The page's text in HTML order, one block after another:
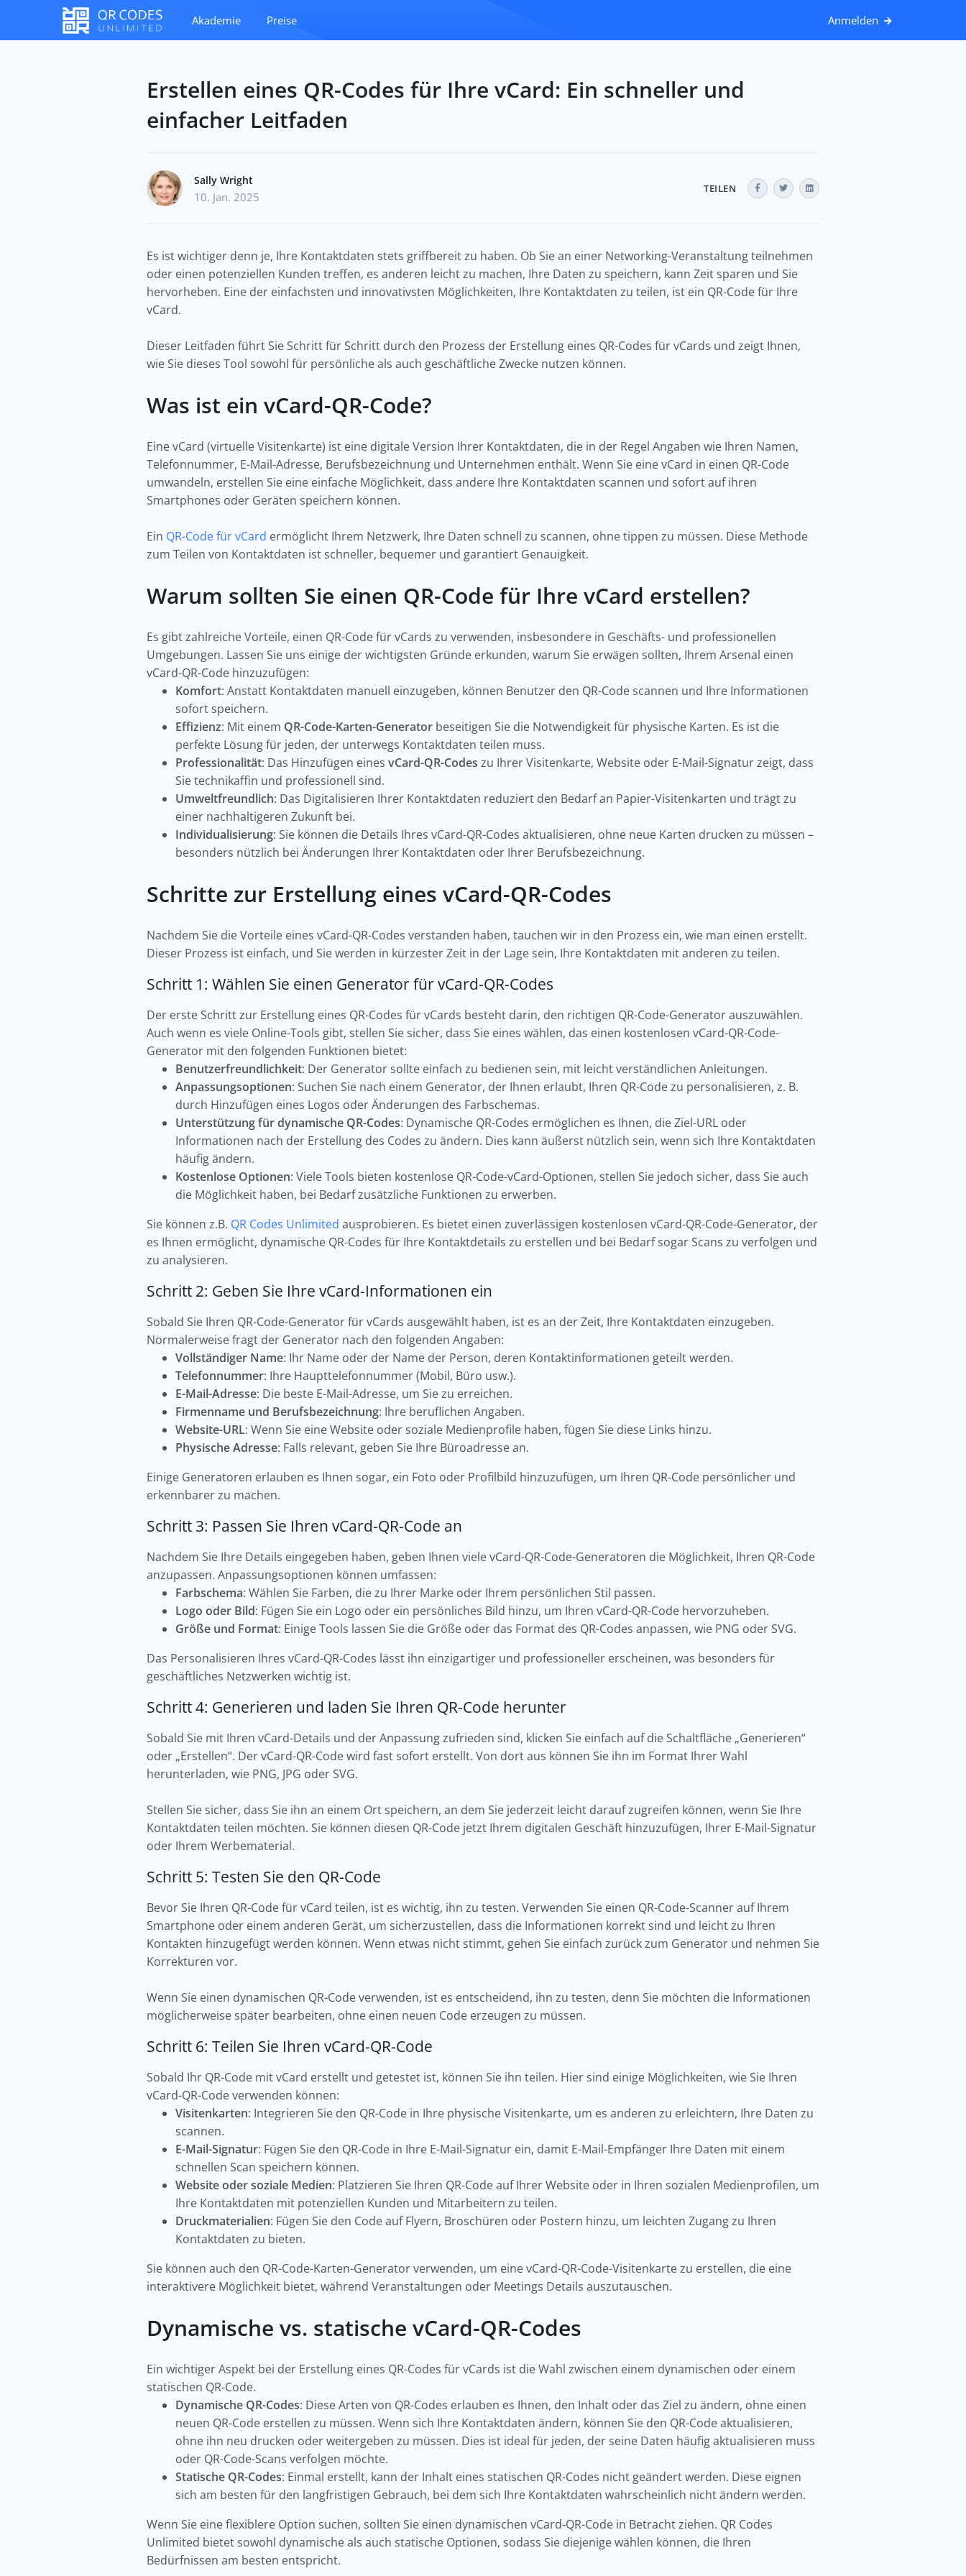
Akademie Preise Anmelden
Erstellen eines QR-Codes für Ihre vCard: Ein schneller und
einfacher Leitfaden
Sally Wright
10. Jan. 2025
TEILEN
Es ist wichtiger denn je, Ihre Kontaktdaten stets griffbereit zu haben. Ob Sie an einer Networking-Veranstaltung teilnehmen
oder einen potenziellen Kunden treffen, es anderen leicht zu machen, Ihre Daten zu speichern, kann Zeit sparen und Sie
hervorheben. Eine der einfachsten und innovativsten Möglichkeiten, Ihre Kontaktdaten zu teilen, ist ein QR-Code für Ihre
vCard.
Dieser Leitfaden führt Sie Schritt für Schritt durch den Prozess der Erstellung eines QR-Codes für vCards und zeigt Ihnen,
wie Sie dieses Tool sowohl für persönliche als auch geschäftliche Zwecke nutzen können.
Was ist ein vCard-QR-Code?
Eine vCard (virtuelle Visitenkarte) ist eine digitale Version Ihrer Kontaktdaten, die in der Regel Angaben wie Ihren Namen,
Telefonnummer, E-Mail-Adresse, Berufsbezeichnung und Unternehmen enthält. Wenn Sie eine vCard in einen QR-Code
umwandeln, erstellen Sie eine einfache Möglichkeit, dass andere Ihre Kontaktdaten scannen und sofort auf ihren
Smartphones oder Geräten speichern können.
Ein QR-Code für vCard ermöglicht Ihrem Netzwerk, Ihre Daten schnell zu scannen, ohne tippen zu müssen. Diese Methode
zum Teilen von Kontaktdaten ist schneller, bequemer und garantiert Genauigkeit.
Warum sollten Sie einen QR-Code für Ihre vCard erstellen?
Es gibt zahlreiche Vorteile, einen QR-Code für vCards zu verwenden, insbesondere in Geschäfts- und professionellen
Umgebungen. Lassen Sie uns einige der wichtigsten Gründe erkunden, warum Sie erwägen sollten, Ihrem Arsenal einen
vCard-QR-Code hinzuzufügen:
Komfort: Anstatt Kontaktdaten manuell einzugeben, können Benutzer den QR-Code scannen und Ihre Informationen
sofort speichern.
Effizienz: Mit einem QR-Code-Karten-Generator beseitigen Sie die Notwendigkeit für physische Karten. Es ist die
perfekte Lösung für jeden, der unterwegs Kontaktdaten teilen muss.
Professionalität: Das Hinzufügen eines vCard-QR-Codes zu Ihrer Visitenkarte, Website oder E-Mail-Signatur zeigt, dass
Sie technikaffin und professionell sind.
Umweltfreundlich: Das Digitalisieren Ihrer Kontaktdaten reduziert den Bedarf an Papier-Visitenkarten und trägt zu
einer nachhaltigeren Zukunft bei.
Individualisierung: Sie können die Details Ihres vCard-QR-Codes aktualisieren, ohne neue Karten drucken zu müssen –
besonders nützlich bei Änderungen Ihrer Kontaktdaten oder Ihrer Berufsbezeichnung.
Schritte zur Erstellung eines vCard-QR-Codes
Nachdem Sie die Vorteile eines vCard-QR-Codes verstanden haben, tauchen wir in den Prozess ein, wie man einen erstellt.
Dieser Prozess ist einfach, und Sie werden in kürzester Zeit in der Lage sein, Ihre Kontaktdaten mit anderen zu teilen.
Schritt 1: Wählen Sie einen Generator für vCard-QR-Codes
Der erste Schritt zur Erstellung eines QR-Codes für vCards besteht darin, den richtigen QR-Code-Generator auszuwählen.
Auch wenn es viele Online-Tools gibt, stellen Sie sicher, dass Sie eines wählen, das einen kostenlosen vCard-QR-Code-
Generator mit den folgenden Funktionen bietet:
Benutzerfreundlichkeit: Der Generator sollte einfach zu bedienen sein, mit leicht verständlichen Anleitungen.
Anpassungsoptionen: Suchen Sie nach einem Generator, der Ihnen erlaubt, Ihren QR-Code zu personalisieren, z. B.
durch Hinzufügen eines Logos oder Änderungen des Farbschemas.
Unterstützung für dynamische QR-Codes: Dynamische QR-Codes ermöglichen es Ihnen, die Ziel-URL oder
Informationen nach der Erstellung des Codes zu ändern. Dies kann äußerst nützlich sein, wenn sich Ihre Kontaktdaten
häufig ändern.
Kostenlose Optionen: Viele Tools bieten kostenlose QR-Code-vCard-Optionen, stellen Sie jedoch sicher, dass Sie auch
die Möglichkeit haben, bei Bedarf zusätzliche Funktionen zu erwerben.
Sie können z.B. QR Codes Unlimited ausprobieren. Es bietet einen zuverlässigen kostenlosen vCard-QR-Code-Generator, der
es Ihnen ermöglicht, dynamische QR-Codes für Ihre Kontaktdetails zu erstellen und bei Bedarf sogar Scans zu verfolgen und
zu analysieren.
Schritt 2: Geben Sie Ihre vCard-Informationen ein
Sobald Sie Ihren QR-Code-Generator für vCards ausgewählt haben, ist es an der Zeit, Ihre Kontaktdaten einzugeben.
Normalerweise fragt der Generator nach den folgenden Angaben:
Vollständiger Name: Ihr Name oder der Name der Person, deren Kontaktinformationen geteilt werden.
Telefonnummer: Ihre Haupttelefonnummer (Mobil, Büro usw.).
E-Mail-Adresse: Die beste E-Mail-Adresse, um Sie zu erreichen.
Firmenname und Berufsbezeichnung: Ihre beruflichen Angaben.
Website-URL: Wenn Sie eine Website oder soziale Medienprofile haben, fügen Sie diese Links hinzu.
Physische Adresse: Falls relevant, geben Sie Ihre Büroadresse an.
Einige Generatoren erlauben es Ihnen sogar, ein Foto oder Profilbild hinzuzufügen, um Ihren QR-Code persönlicher und
erkennbarer zu machen.
Schritt 3: Passen Sie Ihren vCard-QR-Code an
Nachdem Sie Ihre Details eingegeben haben, geben Ihnen viele vCard-QR-Code-Generatoren die Möglichkeit, Ihren QR-Code
anzupassen. Anpassungsoptionen können umfassen:
Farbschema: Wählen Sie Farben, die zu Ihrer Marke oder Ihrem persönlichen Stil passen.
Logo oder Bild: Fügen Sie ein Logo oder ein persönliches Bild hinzu, um Ihren vCard-QR-Code hervorzuheben.
Größe und Format: Einige Tools lassen Sie die Größe oder das Format des QR-Codes anpassen, wie PNG oder SVG.
Das Personalisieren Ihres vCard-QR-Codes lässt ihn einzigartiger und professioneller erscheinen, was besonders für
geschäftliches Netzwerken wichtig ist.
Schritt 4: Generieren und laden Sie Ihren QR-Code herunter
Sobald Sie mit Ihren vCard-Details und der Anpassung zufrieden sind, klicken Sie einfach auf die Schaltfläche „Generieren“
oder „Erstellen“. Der vCard-QR-Code wird fast sofort erstellt. Von dort aus können Sie ihn im Format Ihrer Wahl
herunterladen, wie PNG, JPG oder SVG.
Stellen Sie sicher, dass Sie ihn an einem Ort speichern, an dem Sie jederzeit leicht darauf zugreifen können, wenn Sie Ihre
Kontaktdaten teilen möchten. Sie können diesen QR-Code jetzt Ihrem digitalen Geschäft hinzuzufügen, Ihrer E-Mail-Signatur
oder Ihrem Werbematerial.
Schritt 5: Testen Sie den QR-Code
Bevor Sie Ihren QR-Code für vCard teilen, ist es wichtig, ihn zu testen. Verwenden Sie einen QR-Code-Scanner auf Ihrem
Smartphone oder einem anderen Gerät, um sicherzustellen, dass die Informationen korrekt sind und leicht zu Ihren
Kontakten hinzugefügt werden können. Wenn etwas nicht stimmt, gehen Sie einfach zurück zum Generator und nehmen Sie
Korrekturen vor.
Wenn Sie einen dynamischen QR-Code verwenden, ist es entscheidend, ihn zu testen, denn Sie möchten die Informationen
möglicherweise später bearbeiten, ohne einen neuen Code erzeugen zu müssen.
Schritt 6: Teilen Sie Ihren vCard-QR-Code
Sobald Ihr QR-Code mit vCard erstellt und getestet ist, können Sie ihn teilen. Hier sind einige Möglichkeiten, wie Sie Ihren
vCard-QR-Code verwenden können:
Visitenkarten: Integrieren Sie den QR-Code in Ihre physische Visitenkarte, um es anderen zu erleichtern, Ihre Daten zu
scannen.
E-Mail-Signatur: Fügen Sie den QR-Code in Ihre E-Mail-Signatur ein, damit E-Mail-Empfänger Ihre Daten mit einem
schnellen Scan speichern können.
Website oder soziale Medien: Platzieren Sie Ihren QR-Code auf Ihrer Website oder in Ihren sozialen Medienprofilen, um
Ihre Kontaktdaten mit potenziellen Kunden und Mitarbeitern zu teilen.
Druckmaterialien: Fügen Sie den Code auf Flyern, Broschüren oder Postern hinzu, um leichten Zugang zu Ihren
Kontaktdaten zu bieten.
Sie können auch den QR-Code-Karten-Generator verwenden, um eine vCard-QR-Code-Visitenkarte zu erstellen, die eine
interaktivere Möglichkeit bietet, während Veranstaltungen oder Meetings Details auszutauschen.
Dynamische vs. statische vCard-QR-Codes
Ein wichtiger Aspekt bei der Erstellung eines QR-Codes für vCards ist die Wahl zwischen einem dynamischen oder einem
statischen QR-Code.
Dynamische QR-Codes: Diese Arten von QR-Codes erlauben es Ihnen, den Inhalt oder das Ziel zu ändern, ohne einen
neuen QR-Code erstellen zu müssen. Wenn sich Ihre Kontaktdaten ändern, können Sie den QR-Code aktualisieren,
ohne ihn neu drucken oder weitergeben zu müssen. Dies ist ideal für jeden, der seine Daten häufig aktualisieren muss
oder QR-Code-Scans verfolgen möchte.
Statische QR-Codes: Einmal erstellt, kann der Inhalt eines statischen QR-Codes nicht geändert werden. Diese eignen
sich am besten für den langfristigen Gebrauch, bei dem sich Ihre Kontaktdaten wahrscheinlich nicht ändern werden.
Wenn Sie eine flexiblere Option suchen, sollten Sie einen dynamischen vCard-QR-Code in Betracht ziehen. QR Codes
Unlimited bietet sowohl dynamische als auch statische Optionen, sodass Sie diejenige wählen können, die Ihren
Bedürfnissen am besten entspricht.